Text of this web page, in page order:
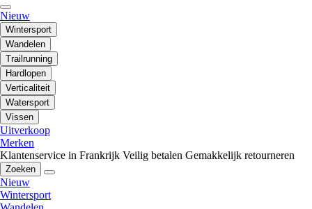
Nieuw
Wintersport
Wandelen
Trailrunning
Hardlopen
Verticaliteit
Watersport
Vissen
Uitverkoop
Merken
Klantenservice in Frankrijk Veilig betalen Gemakkelijk retourneren
Zoeken
Nieuw
Wintersport